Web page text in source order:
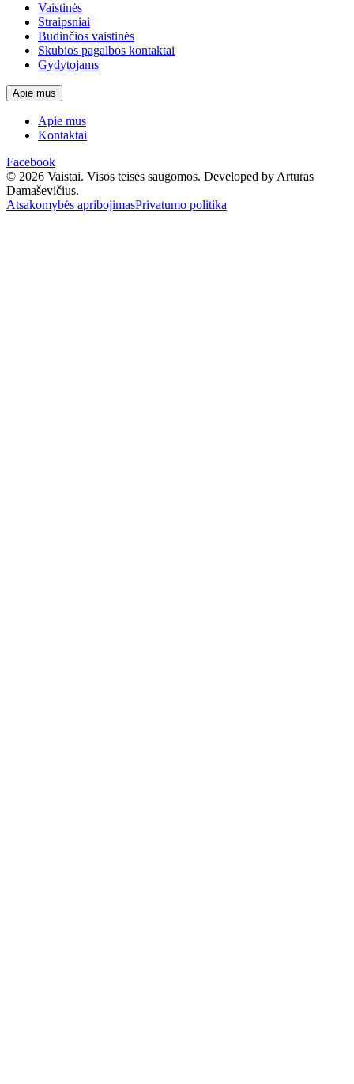
Vaistinės
Straipsniai
Budinčios vaistinės
Skubios pagalbos kontaktai
Gydytojams
Apie mus
Apie mus
Kontaktai
Facebook
© 2026 Vaistai. Visos teisės saugomos. Developed by Artūras
Damaševičius.
Atsakomybės apribojimasPrivatumo politika